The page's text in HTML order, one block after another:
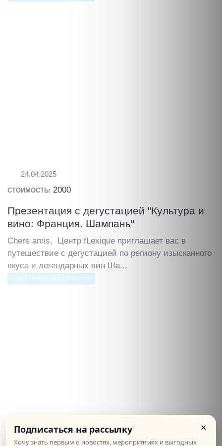
24.04.2025
СТОИМОСТЬ: 2000
Презентация с дегустацией "Культура и
вино: Франция. Шампань"
Chers amis, Центр fLexique приглашает вас в
путешествие с дегустацией по региону изысканного
вкуса и легендарных вин Ша...
КУЛЬТУРНОЕ МЕРОПРИЯТИЕ
×
Подписаться на рассылку
Хочу знать первым о новостях, мероприятиях и выгодных